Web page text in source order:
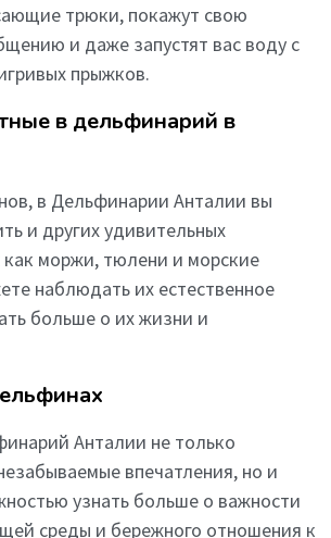
трюки, покажут свою
и даже запустят вас воду с
прыжков.
в дельфинарий в
в Дельфинарии Анталии вы
и других удивительных
моржи, тюлени и морские
наблюдать их естественное
больше о их жизни и
Анталии не только
впечатления, но и
узнать больше о важности
среды и бережного отношения к